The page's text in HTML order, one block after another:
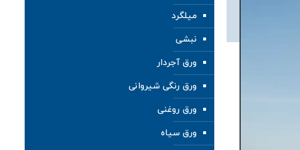
میلگرد
نبشی
ورق آجردار
ورق رنگی شیروانی
ورق روغنی
ورق سیاه